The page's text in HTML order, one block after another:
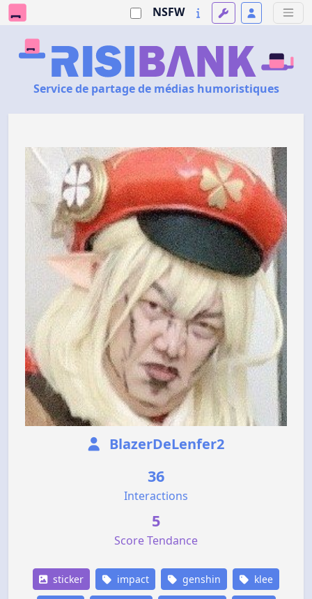
NSFW
Service de partage de médias humoristiques
BlazerDeLenfer2
36
Interactions
5
Score Tendance
sticker impact genshin klee